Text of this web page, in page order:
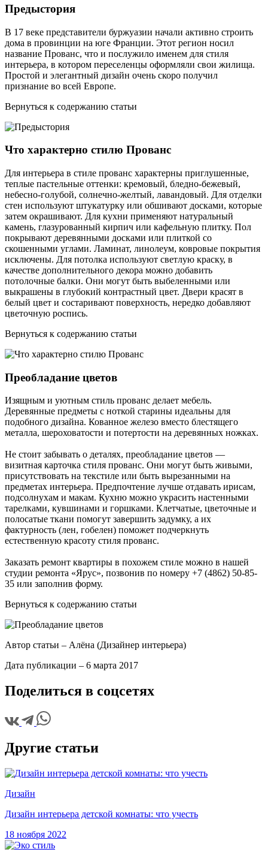
Предыстория
В 17 веке представители буржуазии начали активно строить
дома в провинции на юге Франции. Этот регион носил
название Прованс, что и послужило именем для стиля
интерьера, в котором переселенцы оформляли свои жилища.
Простой и элегантный дизайн очень скоро получил
признание во всей Европе.
Вернуться к содержанию статьи
Что характерно стилю Прованс
Для интерьера в стиле прованс характерны приглушенные,
теплые пастельные оттенки: кремовый, бледно-бежевый,
небесно-голубой, солнечно-желтый, лавандовый. Для отделки
стен используют штукатурку или обшивают досками, которые
затем окрашивают. Для кухни применяют натуральный
камень, глазурованный кирпич или кафельную плитку. Пол
покрывают деревянными досками или плиткой со
скошенными углами. Ламинат, линолеум, ковровые покрытия
исключены. Для потолка используют светлую краску, в
качестве дополнительного декора можно добавить
потолочные балки. Они могут быть выбеленными или
выкрашены в глубокий контрастный цвет. Двери красят в
белый цвет и состаривают поверхность, нередко добавляют
цветочную роспись.
Вернуться к содержанию статьи
Преобладание цветов
Изящным и уютным стиль прованс делает мебель.
Деревянные предметы с ноткой старины идеальны для
подобного дизайна. Кованное железо вместо блестящего
металла, шероховатости и потертости на деревянных ножках.
Не стоит забывать о деталях, преобладание цветов —
визитная карточка стиля прованс. Они могут быть живыми,
присутствовать на текстиле или быть вырезанными на
предметах интерьера. Предпочтение лучше отдавать ирисам,
подсолнухам и макам. Кухню можно украсить настенными
тарелками, кувшинами и горшками. Клетчатые, цветочные и
полосатые ткани помогут завершить задумку, а их
фактурность (лен, гобелен) поможет подчеркнуть
естественную красоту стиля прованс.
Заказать ремонт квартиры в похожем стиле можно в нашей
студии ремонта «Ярус», позвонив по номеру +7 (4862) 50-85-
35 или заполнив форму.
Вернуться к содержанию статьи
Автор статьи – Алёна (Дизайнер интерьера)
Дата публикации – 6 марта 2017
Поделиться в соцсетях
Другие статьи
Дизайн
Дизайн интерьера детской комнаты: что учесть
18 ноября 2022